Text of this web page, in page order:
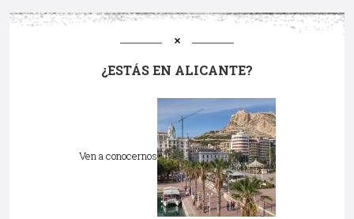
¿ESTÁS EN ALICANTE?
Ven a conocernos